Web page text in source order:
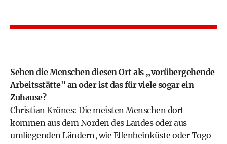
Sehen die Menschen diesen Ort als „vorübergehende
Arbeitsstätte" an oder ist das für viele sogar ein
Zuhause?
Christian Krönes: Die meisten Menschen dort
kommen aus dem Norden des Landes oder aus
umliegenden Ländern, wie Elfenbeinküste oder Togo